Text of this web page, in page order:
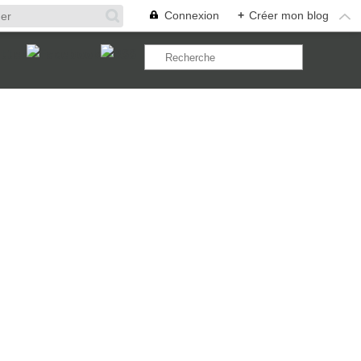
Connexion + Créer mon blog